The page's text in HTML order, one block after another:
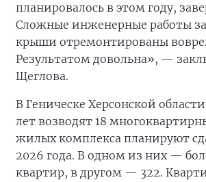
планировалось в этом году,
Сложные инженерные работы
крыши отремонтированы
Результатом довольна», —
Щеглова.
В Геническе Херсонской
лет возводят 18
жилых комплекса планируют
2026 года. В одном из них —
квартир, в другом — 322.